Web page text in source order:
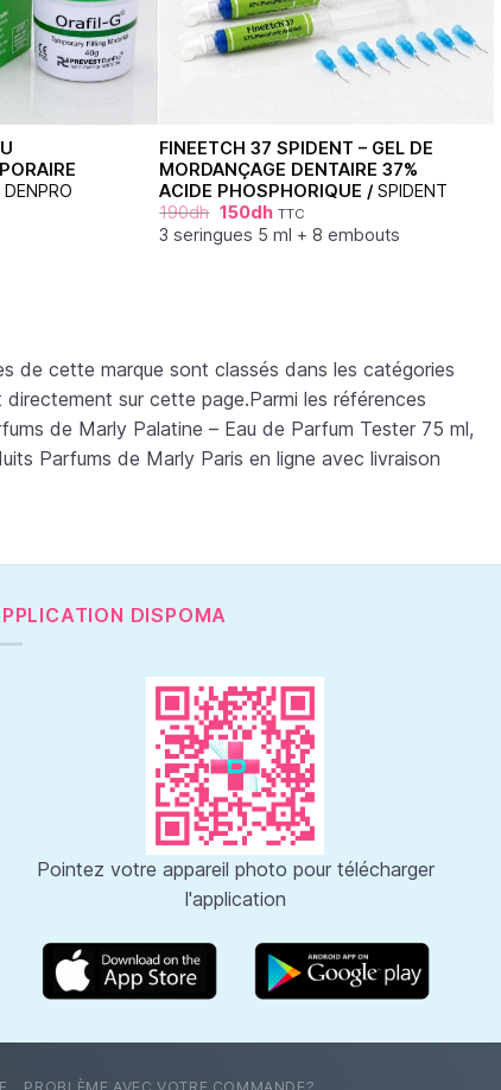
FINEETCH 37 SPIDENT – GEL DE
MORDANÇAGE DENTAIRE 37%
ACIDE PHOSPHORIQUE /SPIDENT
190dh 150dh TTC
3 seringues 5 ml + 8 embouts
de cette marque sont classés dans les catégories
sur cette page.Parmi les références
de Marly Palatine – Eau de Parfum Tester 75 ml,
Parfums de Marly Paris en ligne avec livraison
DISPOMA
Pointez votre appareil photo pour télécharger
l'application